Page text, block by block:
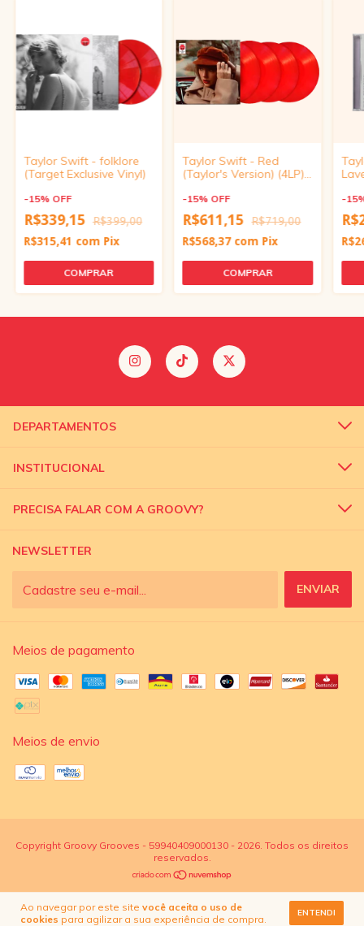
Ao navegar por este site você aceita o uso de
cookies para agilizar a sua experiência de compra.
ENTENDI
Taylor Swift - folklore
(Target Exclusive Vinyl)
-15% OFF
R$339,15 R$399,00
R$315,41 com Pix
Taylor Swift - Red
(Taylor's Version) (4LP)
-15% OFF
R$611,15 R$719,00
R$568,37 com Pix
-15
DEPARTAMENTOS
INSTITUCIONAL
PRECISA FALAR COM A GROOVY?
NEWSLETTER
Meios de pagamento
Meios de envio
Copyright Groovy Grooves - 59940409000130 - 2026. Todos os direitos
reservados.